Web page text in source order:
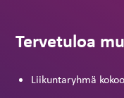
Tervetuloa
Liikuntaryhmä